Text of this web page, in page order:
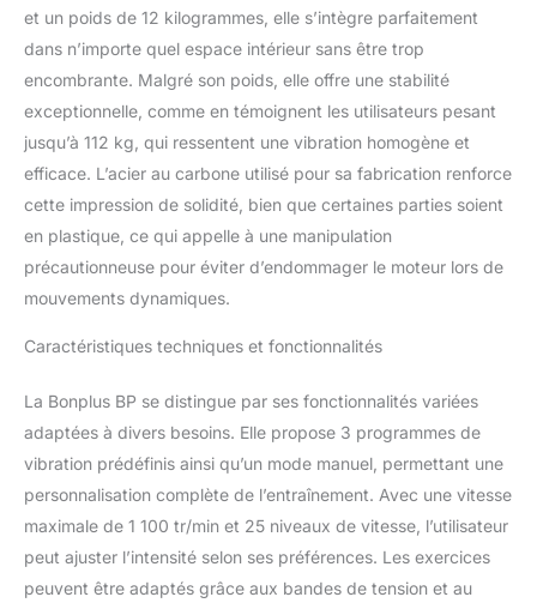
silhouette tout en
métabolisme. Grâce à cet
effet, l’organisme brûle
davantage de calories,
même lors de séances
courtes. 【Bienfaits pour
l’échauffement, la
récupération et la
santé】L’entraînement
par vibration est
d’échauffement qu’en
sportives. Il aide
également à activer la
microcirculation et à
accélérer les processus
de récupération
musculaire après l’effort
ou d’éventuelles
blessures. Par ailleurs,
et un poids de 12 kilogrammes, elle s’intègre parfaitement
dans n’importe quel espace intérieur sans être trop
encombrante. Malgré son poids, elle offre une stabilité
exceptionnelle, comme en témoignent les utilisateurs pesant
jusqu’à 112 kg, qui ressentent une vibration homogène et
efficace. L’acier au carbone utilisé pour sa fabrication renforce
cette impression de solidité, bien que certaines parties soient
en plastique, ce qui appelle à une manipulation
précautionneuse pour éviter d’endommager le moteur lors de
mouvements dynamiques.
Caractéristiques techniques et fonctionnalités
La Bonplus BP se distingue par ses fonctionnalités variées
adaptées à divers besoins. Elle propose 3 programmes de
vibration prédéfinis ainsi qu’un mode manuel, permettant une
personnalisation complète de l’entraînement. Avec une vitesse
maximale de 1 100 tr/min et 25 niveaux de vitesse, l’utilisateur
peut ajuster l’intensité selon ses préférences. Les exercices
peuvent être adaptés grâce aux bandes de tension et au